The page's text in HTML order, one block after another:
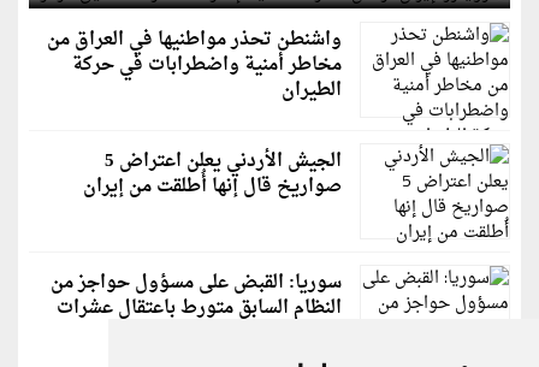
واشنطن تحذر مواطنيها في العراق من
مخاطر أمنية واضطرابات في حركة
الطيران
الجيش الأردني يعلن اعتراض 5
صواريخ قال إنها أُطلقت من إيران
سوريا: القبض على مسؤول حواجز من
النظام السابق متورط باعتقال عشرات